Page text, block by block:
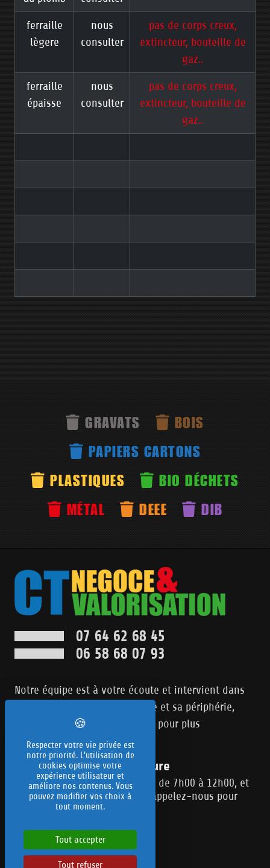
ferraille
lègere
nous
consulter
pas de corps creux,
extincteur, bouteille de
gaz..
ferraille
épaisse
nous
consulter
pas de corps creux,
extincteur, bouteille de
gaz..
GRAVATS
BOIS
PAPIERS CARTONS
PLASTIQUES
BIO DÉCHETS
MÉTAL
DEEE DIB
07 64 62 68 45
06 58 68 07 93
Notre équipe est à votre écoute et intervient dans
tout le département de l'Yonne et sa périphérie,
n'hésitez pas à nous contacter pour plus
d'informations.
Heures d'ouverture
Du Lundi au Samedi, de 7h00 à 12h00, et
de 13h00 à 19h00 (appelez-nous pour
RDV)
NOUS CONTACTER
Respecter votre vie privée est
notre priorité. L'utilisation de
cookies optimise votre
expérience utilisateur et
améliore nos contenus. Vous
pouvez modifier vos choix à
tout moment.
Tout accepter
Tout refuser